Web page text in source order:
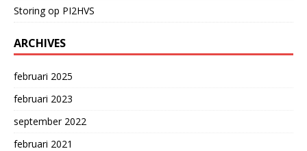
Storing op PI2HVS
ARCHIVES
februari 2025
februari 2023
september 2022
februari 2021